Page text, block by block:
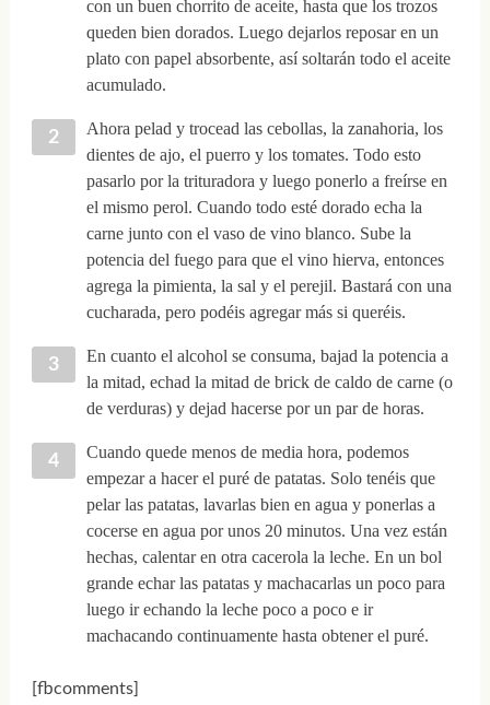
con un buen chorrito de aceite, hasta que los trozos
queden bien dorados. Luego dejarlos reposar en un
plato con papel absorbente, así soltarán todo el aceite
acumulado.
Ahora pelad y trocead las cebollas, la zanahoria, los
dientes de ajo, el puerro y los tomates. Todo esto
pasarlo por la trituradora y luego ponerlo a freírse en
el mismo perol. Cuando todo esté dorado echa la
carne junto con el vaso de vino blanco. Sube la
potencia del fuego para que el vino hierva, entonces
agrega la pimienta, la sal y el perejil. Bastará con una
cucharada, pero podéis agregar más si queréis.
En cuanto el alcohol se consuma, bajad la potencia a
la mitad, echad la mitad de brick de caldo de carne (o
de verduras) y dejad hacerse por un par de horas.
Cuando quede menos de media hora, podemos
empezar a hacer el puré de patatas. Solo tenéis que
pelar las patatas, lavarlas bien en agua y ponerlas a
cocerse en agua por unos 20 minutos. Una vez están
hechas, calentar en otra cacerola la leche. En un bol
grande echar las patatas y machacarlas un poco para
luego ir echando la leche poco a poco e ir
machacando continuamente hasta obtener el puré.
[fbcomments]